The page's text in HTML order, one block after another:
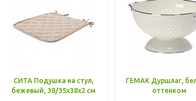
СИТА Подушка на стул,
бежевый, 38/35x38x2 см
ГЕМАК Дуршлаг,
оттенком